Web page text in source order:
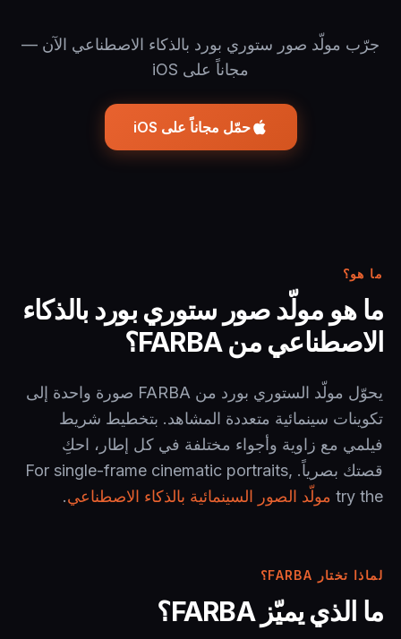
جرّب مولّد صور ستوري بورد بالذكاء الاصطناعي الآن —
مجاناً على iOS
حمّل مجاناً على iOS
ما هو؟
ما هو مولّد صور ستوري بورد بالذكاء
الاصطناعي من FARBA؟
يحوّل مولّد الستوري بورد من FARBA صورة واحدة إلى
تكوينات سينمائية متعددة المشاهد. بتخطيط شريط
فيلمي مع زاوية وأجواء مختلفة في كل إطار، احكِ
قصتك بصرياً. For single-frame cinematic portraits,
try the مولّد الصور السينمائية بالذكاء الاصطناعي.
لماذا تختار FARBA؟
ما الذي يميّز FARBA؟